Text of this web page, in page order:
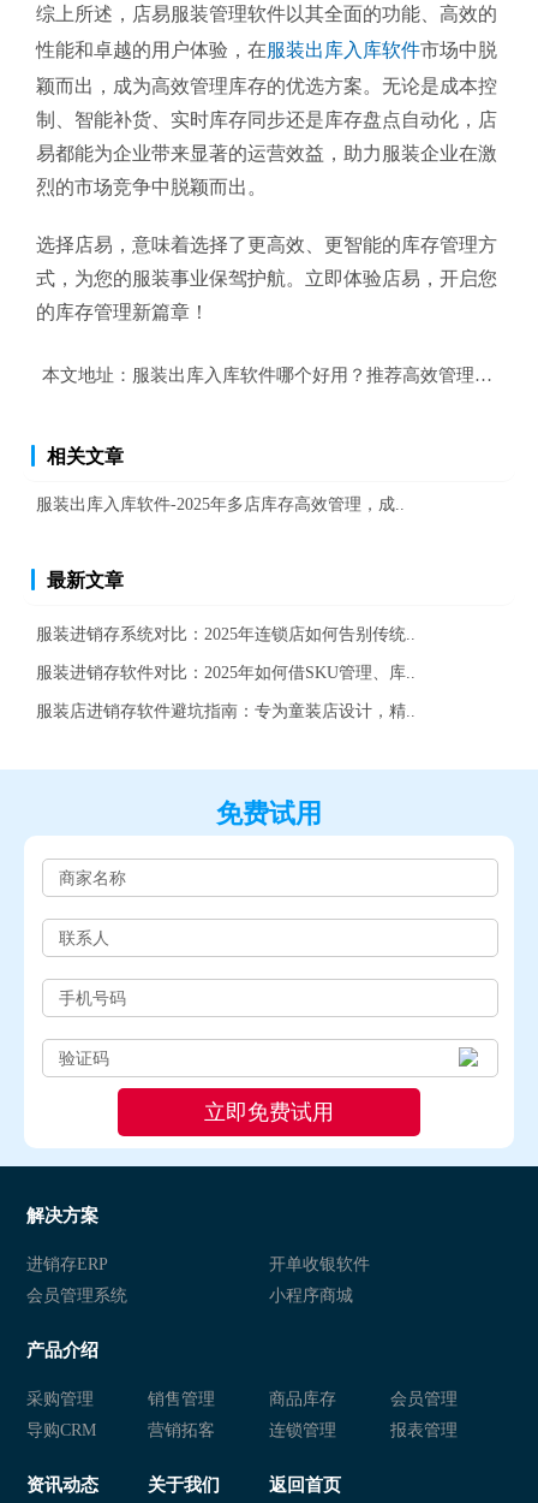
综上所述，店易服装管理软件以其全面的功能、高效的
性能和卓越的用户体验，在服装出库入库软件市场中脱
颖而出，成为高效管理库存的优选方案。无论是成本控
制、智能补货、实时库存同步还是库存盘点自动化，店
易都能为企业带来显著的运营效益，助力服装企业在激
烈的市场竞争中脱颖而出。
选择店易，意味着选择了更高效、更智能的库存管理方
式，为您的服装事业保驾护航。立即体验店易，开启您
的库存管理新篇章！
本文地址： 服装出库入库软件哪个好用？推荐高效管理库存的
相关文章
服装出库入库软件-2025年多店库存高效管理，成..
最新文章
服装进销存系统对比：2025年连锁店如何告别传统..
服装进销存软件对比：2025年如何借SKU管理、库..
服装店进销存软件避坑指南：专为童装店设计，精..
免费试用
解决方案
进销存ERP
开单收银软件
会员管理系统
小程序商城
产品介绍
采购管理 销售管理 商品库存
会员管理
导购CRM
营销拓客 连锁管理 报表管理
资讯动态 关于我们 返回首页